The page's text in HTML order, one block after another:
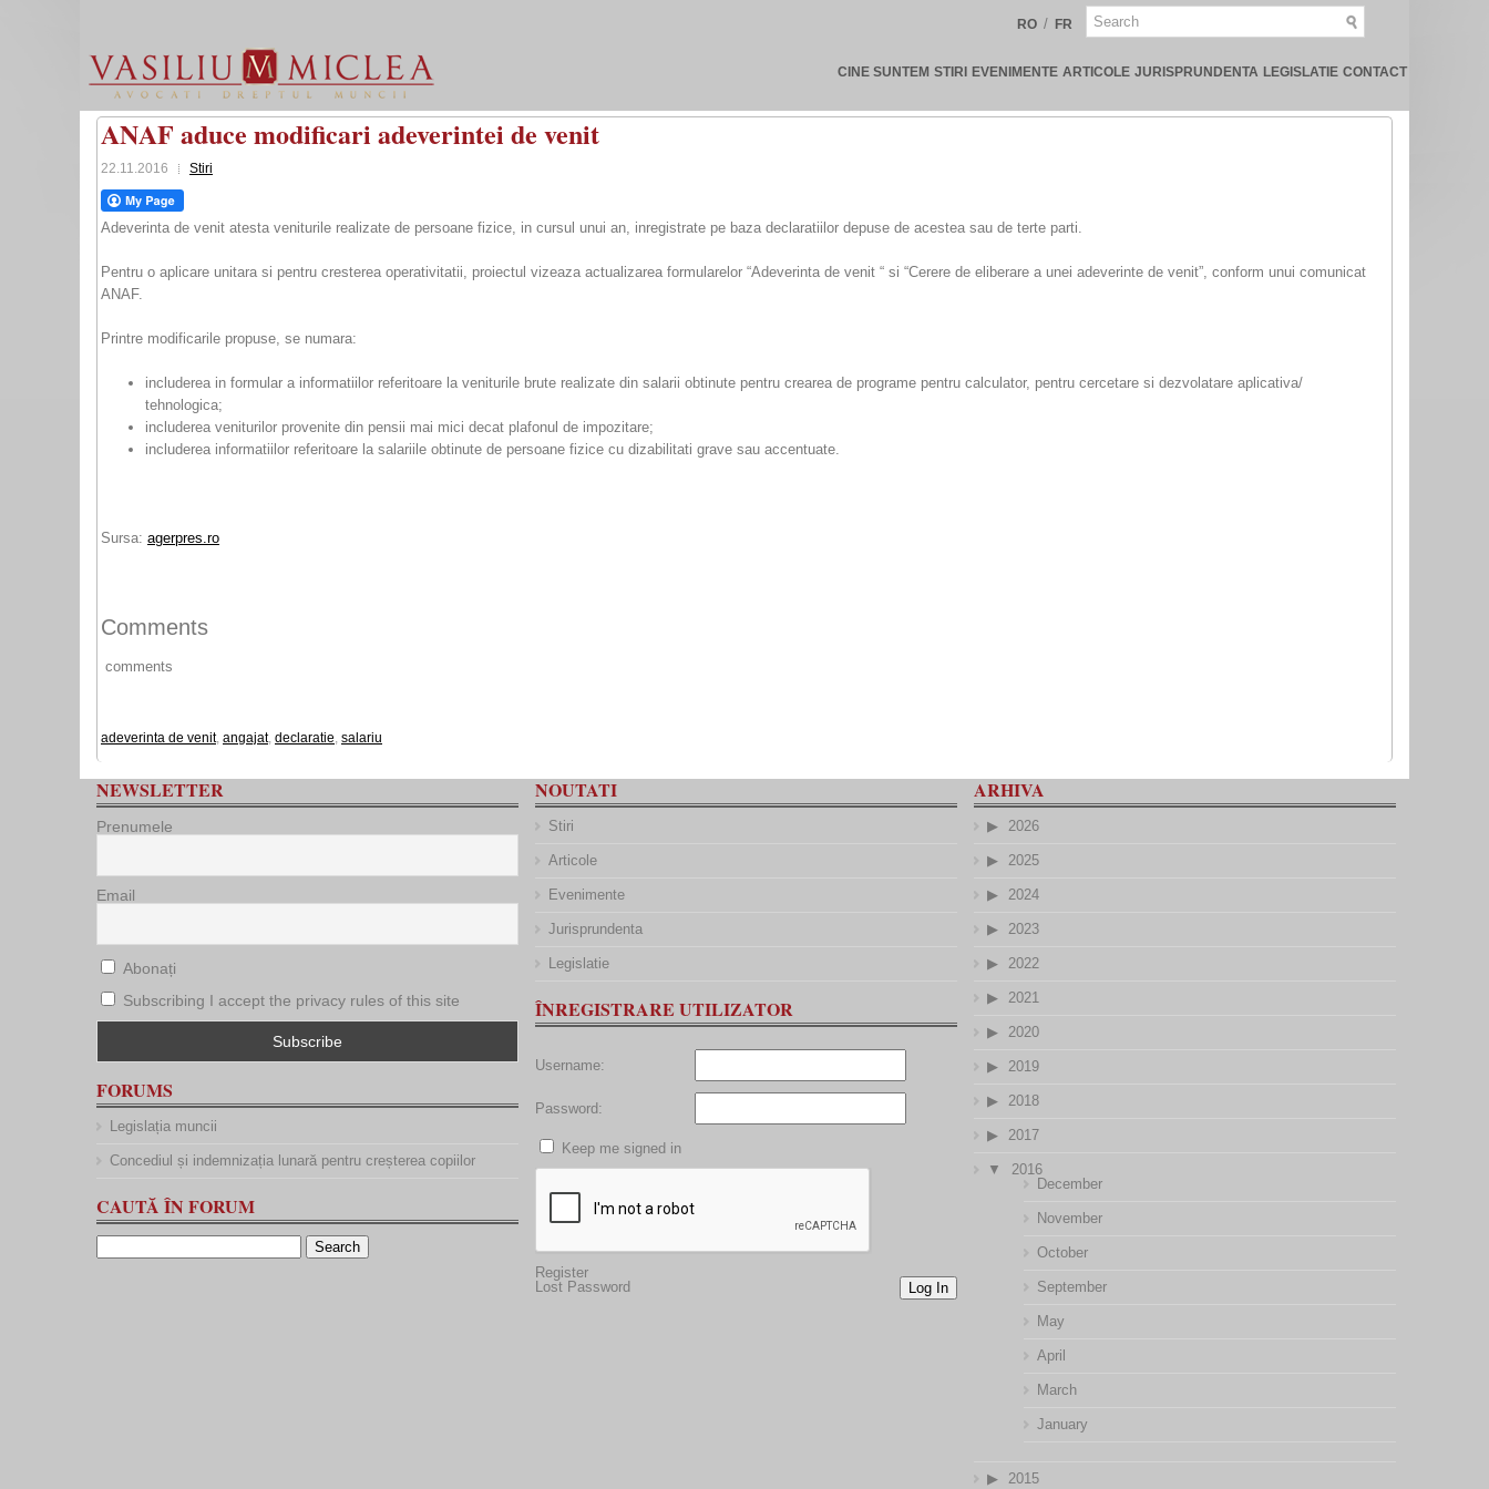
RO / FR
CINE SUNTEM STIRI EVENIMENTE ARTICOLE JURISPRUNDENTA LEGISLATIE CONTACT
ANAF aduce modificari adeverintei de venit
22.11.2016 Stiri
Adeverinta de venit atesta veniturile realizate de persoane fizice, in cursul unui an, inregistrate pe baza declaratiilor depuse de acestea sau de terte parti.
Pentru o aplicare unitara si pentru cresterea operativitatii, proiectul vizeaza actualizarea formularelor “Adeverinta de venit “ si “Cerere de eliberare a unei adeverinte de venit”, conform unui comunicat
ANAF.
Printre modificarile propuse, se numara:
includerea in formular a informatiilor referitoare la veniturile brute realizate din salarii obtinute pentru crearea de programe pentru calculator, pentru cercetare si dezvolatare aplicativa/
tehnologica;
includerea veniturilor provenite din pensii mai mici decat plafonul de impozitare;
includerea informatiilor referitoare la salariile obtinute de persoane fizice cu dizabilitati grave sau accentuate.
Sursa: agerpres.ro
Comments
comments
adeverinta de venit, angajat, declaratie, salariu
NEWSLETTER
Prenumele
Email
Abonați
Subscribing I accept the privacy rules of this site
FORUMS
Legislația muncii
Concediul și indemnizația lunară pentru creșterea copiilor
CAUTĂ ÎN FORUM
NOUTATI
Stiri
Articole
Evenimente
Jurisprundenta
Legislatie
ÎNREGISTRARE UTILIZATOR
Username:
Password:
Keep me signed in
Log In
Register
Lost Password
ARHIVA
2026
2025
2024
2023
2022
2021
2020
2019
2018
2017
2016
December
November
October
September
May
April
March
January
2015